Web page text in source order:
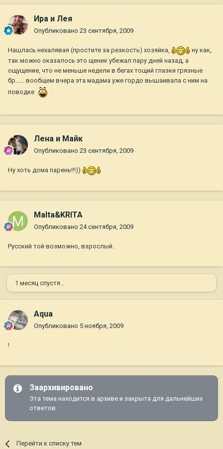
Ира и Лея
Опубликовано 23 сентября, 2009
Нашлась нехалявая (простите за резкость) хозяйка,
ну как,
так можно оказалось это щеник убежал пару дней назад, а
ощущение, что не меньше недели в бегах тощий глазки грязные
бр...... вообщем вчера эта мадама уже гордо вышаивала с ним на
поводке
Лена и Майк
Опубликовано 23 сентября, 2009
Ну хоть дома парень!!!))
Malta&KRITA
Опубликовано 24 сентября, 2009
Русский той возможно, взрослый.
1 месяц спустя...
Aqua
Опубликовано 5 ноября, 2009
!
Заархивировано
Эта тема находится в архиве и закрыта для дальнейших
ответов.
Перейти к списку тем